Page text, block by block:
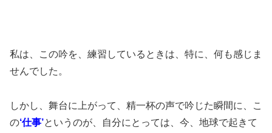
私は、この吟を、練習しているときは、特に、何も感じま
せんでした。
しかし、舞台に上がって、精一杯の声で吟じた瞬間に、こ
の‘仕事’というのが、自分にとっては、今、地球で起きて